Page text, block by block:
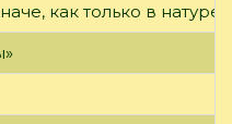
как только в